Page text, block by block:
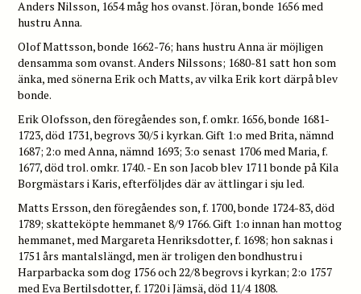
Anders Nilsson, 1654 måg hos ovanst. Jöran, bonde 1656 med
hustru Anna.
Olof Mattsson, bonde 1662-76; hans hustru Anna är möjligen
densamma som ovanst. Anders Nilssons; 1680-81 satt hon som
änka, med sönerna Erik och Matts, av vilka Erik kort därpå blev
bonde.
Erik Olofsson, den föregåendes son, f. omkr. 1656, bonde 1681-
1723, död 1731, begrovs 30/5 i kyrkan. Gift 1:o med Brita, nämnd
1687; 2:o med Anna, nämnd 1693; 3:o senast 1706 med Maria, f.
1677, död trol. omkr. 1740. - En son Jacob blev 1711 bonde på Kila
Borgmästars i Karis, efterföljdes där av ättlingar i sju led.
Matts Ersson, den föregåendes son, f. 1700, bonde 1724-83, död
1789; skatteköpte hemmanet 8/9 1766. Gift 1:o innan han mottog
hemmanet, med Margareta Henriksdotter, f. 1698; hon saknas i
1751 års mantalslängd, men är troligen den bondhustru i
Harparbacka som dog 1756 och 22/8 begrovs i kyrkan; 2:o 1757
med Eva Bertilsdotter, f. 1720 i Jämsä, död 11/4 1808.